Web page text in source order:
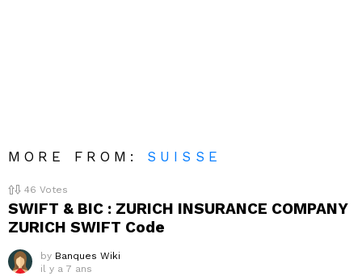
MORE FROM: SUISSE
46 Votes
SWIFT & BIC : ZURICH INSURANCE COMPANY
ZURICH SWIFT Code
by Banques Wiki
il y a 7 ans